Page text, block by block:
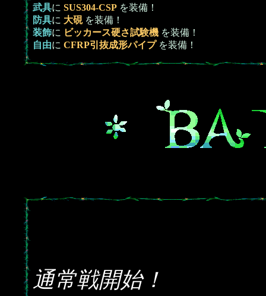
武具に SUS304-CSP を装備！
防具に 大硯を装備！
装飾に ビッカース硬さ試験機 を装備！
自由に CFRP引抜成形パイプを装備！
通常戦開始！